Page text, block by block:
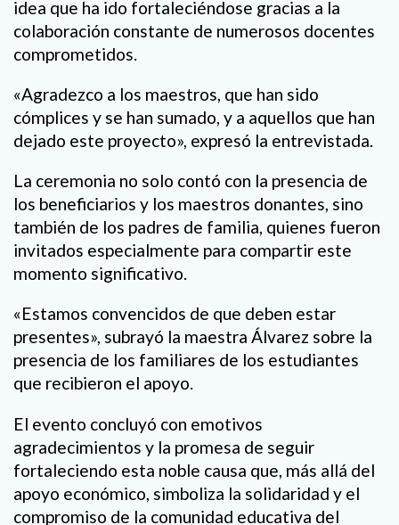
idea que ha ido fortaleciéndose gracias a la
colaboración constante de numerosos docentes
comprometidos.
«Agradezco a los maestros, que han sido
cómplices y se han sumado, y a aquellos que han
dejado este proyecto», expresó la entrevistada.
La ceremonia no solo contó con la presencia de
los beneficiarios y los maestros donantes, sino
también de los padres de familia, quienes fueron
invitados especialmente para compartir este
momento significativo.
«Estamos convencidos de que deben estar
presentes», subrayó la maestra Álvarez sobre la
presencia de los familiares de los estudiantes
que recibieron el apoyo.
El evento concluyó con emotivos
agradecimientos y la promesa de seguir
fortaleciendo esta noble causa que, más allá del
apoyo económico, simboliza la solidaridad y el
compromiso de la comunidad educativa del